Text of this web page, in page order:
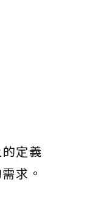
定義
求。